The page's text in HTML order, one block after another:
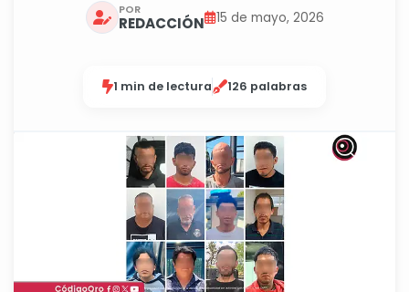
POR
REDACCIÓN 15 de mayo, 2026
1 min de lectura 126 palabras